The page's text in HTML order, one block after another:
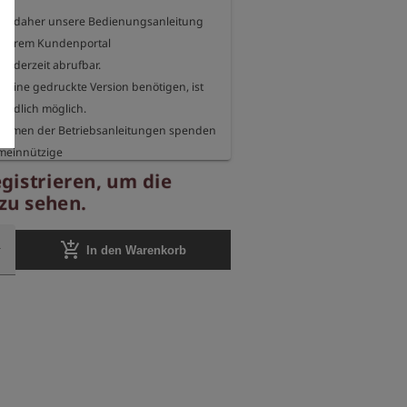
daher unsere Bedienungsanleitung
Kundenportal
jederzeit abrufbar.
eine gedruckte Version benötigen, ist
möglich.
der Betriebsanleitungen spenden
sich für den Schutz unserer Umwelt
informieren wir Sie jedes Jahr, für
um die
sehen.
add_shopping_cart In den Warenkorb